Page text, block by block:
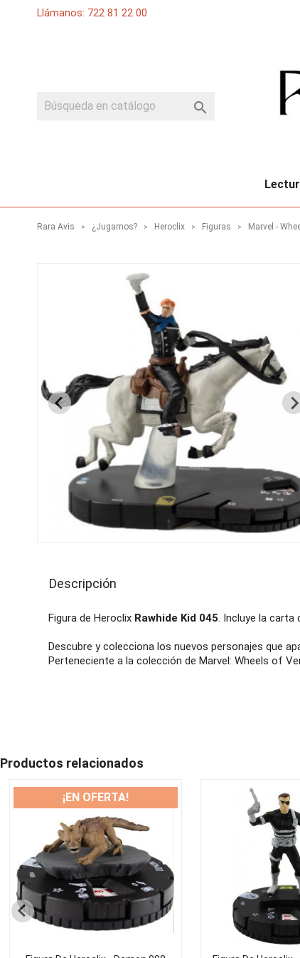
Llámanos: 722 81 22 00

Rara Avis ¿Jugamos? Heroclix Figuras Marvel -
Descripción
Figura de Heroclix Rawhide Kid 045. Incluye la carta
Descubre y colecciona los nuevos personajes que
Perteneciente a la colección de Marvel: Wheels of
Productos relacionados
¡EN OFERTA!